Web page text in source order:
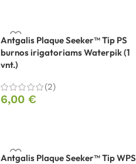
Antgalis Plaque Seeker™ Tip PS
burnos irigatoriams Waterpik (1
vnt.)
(2)
6,00 €
Antgalis Plaque Seeker™ Tip WPS